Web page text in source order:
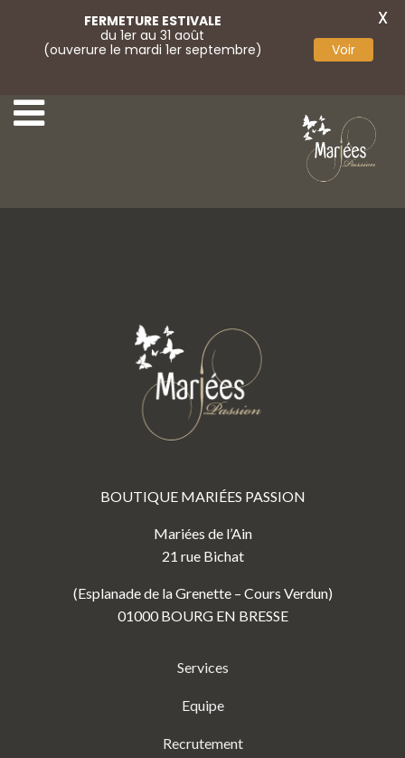
BOUTIQUE MARIÉES PASSION
Mariées de l’Ain
21 rue Bichat
(Esplanade de la Grenette – Cours Verdun)
01000 BOURG EN BRESSE
Services
Equipe
Recrutement
FERMETURE ESTIVALE
du 1er au 31 août
(ouverure le mardi 1er septembre)
Voir
X